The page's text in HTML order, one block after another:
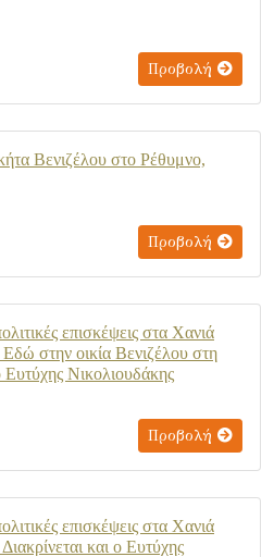
Προβολή
Βενιζέλου στο Ρέθυμνο,
Προβολή
επισκέψεις στα Χανιά
στην οικία Βενιζέλου στη
Ευτύχης Νικολιουδάκης
Προβολή
επισκέψεις στα Χανιά
και ο Ευτύχης